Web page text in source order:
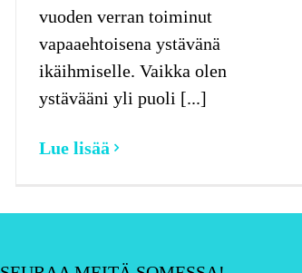
vuoden verran toiminut
vapaaehtoisena ystävänä
ikäihmiselle. Vaikka olen
ystävääni yli puoli [...]
Lue lisää